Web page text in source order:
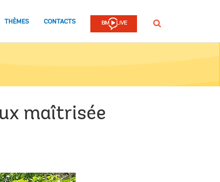
THÈMES CONTACTS Rechercher
maîtrisée